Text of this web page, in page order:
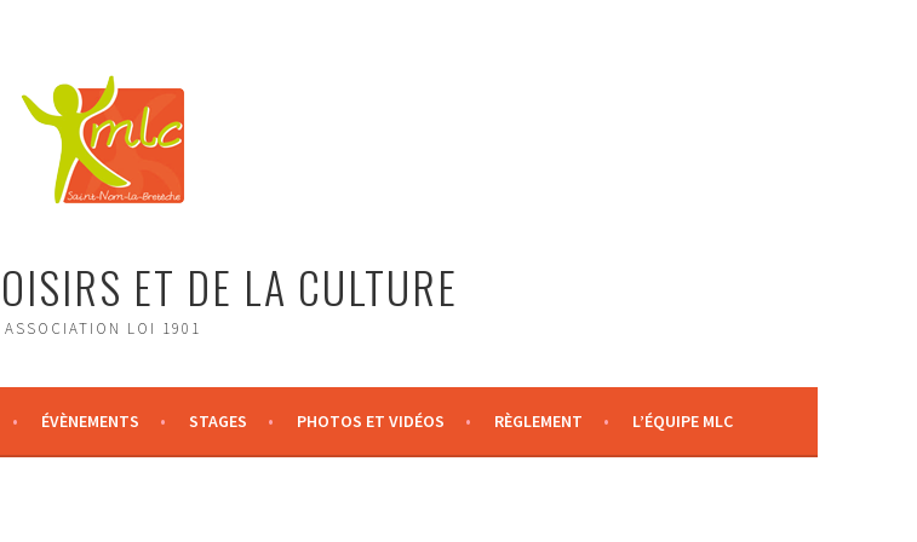
ET DE LA CULTURE
ASSOCIATION LOI 1901
ÉVÈNEMENTS STAGES PHOTOS ET VIDÉOS RÈGLEMENT L’ÉQUIPE MLC